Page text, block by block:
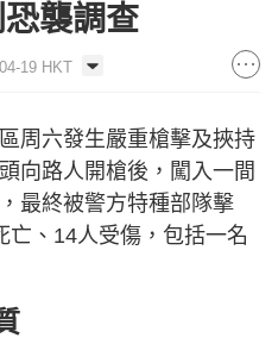
襲調查
19 HKT
周六發生嚴重槍擊及挾持
向路人開槍後，闖入一間
最終被警方特種部隊擊
亡、14人受傷，包括一名